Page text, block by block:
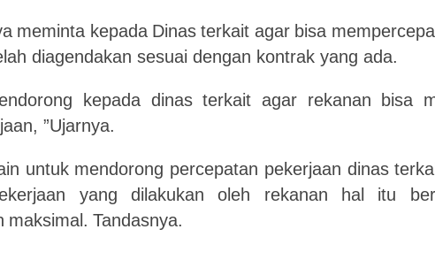
meminta kepada Dinas terkait agar bisa
diagendakan sesuai dengan kontrak yang ada.
kepada dinas terkait agar rekanan bisa
”Ujarnya.
untuk mendorong percepatan pekerjaan dinas
yang dilakukan oleh rekanan hal itu
maksimal. Tandasnya.